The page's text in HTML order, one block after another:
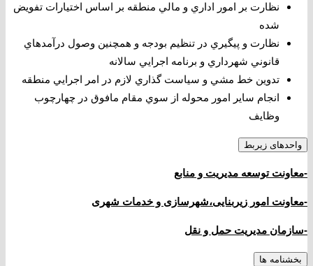
ﻧﻈﺎﺭﺕ ﺑﺮ ﺍﻣﻮﺭ ﺍﺩﺍﺭﻱ ﻭ ﻣﺎﻟﻲ ﻣﻨﻄﻘﻪ ﺑﺮ ﺍﺳﺎﺱ ﺍﺧﺘﻴﺎﺭﺍﺕ ﺗﻔﻮﻳﺾ
ﺷﺪﻩ
ﻧﻈﺎﺭﺕ ﻭ ﭘﻴﮕﻴﺮﻱ ﺩﺭ ﺗﻨﻈﻴﻢ ﺑﻮﺩﺟﻪ ﻭ ﻫﻤﭽﻨﻴﻦ ﻭﺻﻮﻝ ﺩﺭﺁﻣﺪﻫﺎﻱ
ﻗﺎﻧﻮﻧﻲ ﺷﻬﺮﺩﺍﺭﻱ ﻭ ﺑﺮﻧﺎﻣﻪ ﺍﺟﺮﺍﻳﻲ ﺳﺎﻻﻧﻪ
ﺗﺪﻭﻳﻦ ﺧﻂ ﻣﺸﻲ ﻭ ﺳﻴﺎﺳﺖ ﮔﺬﺍﺭﻱ ﻻﺯﻡ ﺩﺭ ﺍﻣﺮ ﺍﺟﺮﺍﻳﻲ ﻣﻨﻄﻘﻪ
ﺍﻧﺠﺎﻡ ﺳﺎﻳﺮ ﺍﻣﻮﺭ ﻣﺤﻮﻟﻪ ﺍﺯ ﺳﻮﻱ ﻣﻘﺎﻡ ﻣﺎﻓﻮﻕ ﺩﺭ ﭼﻬﺎﺭﭼﻮﺏ
ﻭﻇﺎﻳﻒ
واحدهای زیربط
-معاونت توسعه مدیریت و منابع
-معاونت امور زیربنایی،شهرسازی و خدمات شهری
-سازمان مدیریت حمل و نقل
بخشنامه ها